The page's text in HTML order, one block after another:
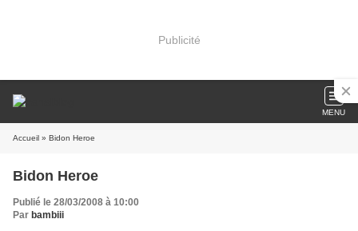
Publicité
MENU
Accueil » Bidon Heroe
Bidon Heroe
Publié le 28/03/2008 à 10:00
Par bambiii